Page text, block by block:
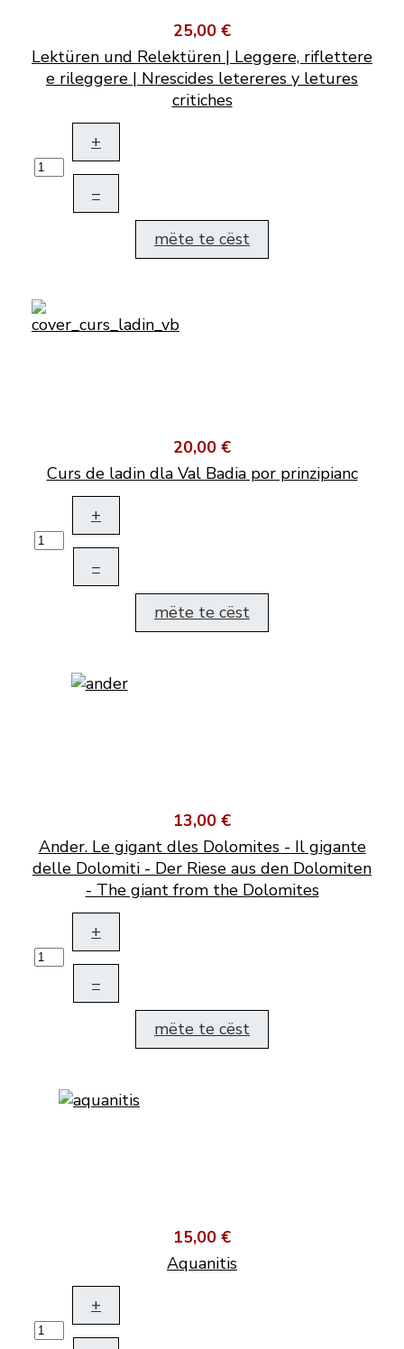
25,00 €
Lektüren und Relektüren | Leggere, riflettere
e rileggere | Nrescides letereres y letures
critiches
+
–
mëte te cëst
20,00 €
Curs de ladin dla Val Badia por prinzipianc
+
–
mëte te cëst
13,00 €
Ander. Le gigant dles Dolomites - Il gigante
delle Dolomiti - Der Riese aus den Dolomiten
- The giant from the Dolomites
+
–
mëte te cëst
15,00 €
Aquanitis
+